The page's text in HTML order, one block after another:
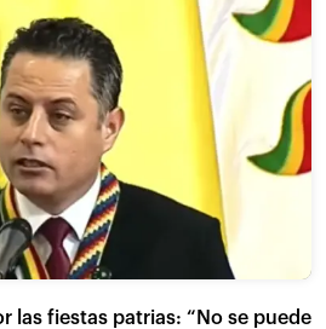
las fiestas patrias: “No se puede